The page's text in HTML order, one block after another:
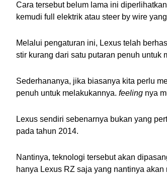
Cara tersebut belum lama ini
kemudi full elektrik atau steer by wire
Melalui pengaturan ini, Lexus telah
stir kurang dari satu putaran penuh untuk
Sederhananya, jika biasanya kita perlu
penuh untuk melakukannya. feeling nya
Lexus sendiri sebenarnya bukan yang
pada tahun 2014.
Nantinya, teknologi tersebut akan
hanya Lexus RZ saja yang nantinya